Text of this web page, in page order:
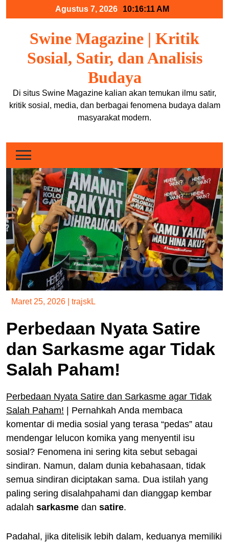
Agustus 7, 2026 10:16:11 AM
Swine Magazine | Kritik
Sosial, Satir, dan Analisis
Budaya
Di situs Swine Magazine kalian akan temukan ilmu satir,
kritik sosial, media, dan berbagai fenomena budaya dalam
masyarakat modern.
Maret 25, 2026 trajskL
Perbedaan Nyata Satire
dan Sarkasme agar Tidak
Salah Paham!
Perbedaan Nyata Satire dan Sarkasme agar Tidak
Salah Paham! | Pernahkah Anda membaca
komentar di media sosial yang terasa “pedas” atau
mendengar lelucon komika yang menyentil isu
sosial? Fenomena ini sering kita sebut sebagai
sindiran. Namun, dalam dunia kebahasaan, tidak
semua sindiran diciptakan sama. Dua istilah yang
paling sering disalahpahami dan dianggap kembar
adalah sarkasme dan satire.
Padahal, jika ditelisik lebih dalam, keduanya memiliki